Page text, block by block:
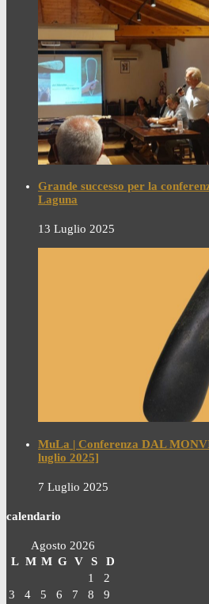
Grande successo per la
Laguna
13 Luglio 2025
MuLa | Conferenza DAL
luglio 2025]
7 Luglio 2025
calendario
Agosto 2026
L M M G V S
D
1
2
3
4 5 6 7 8
9